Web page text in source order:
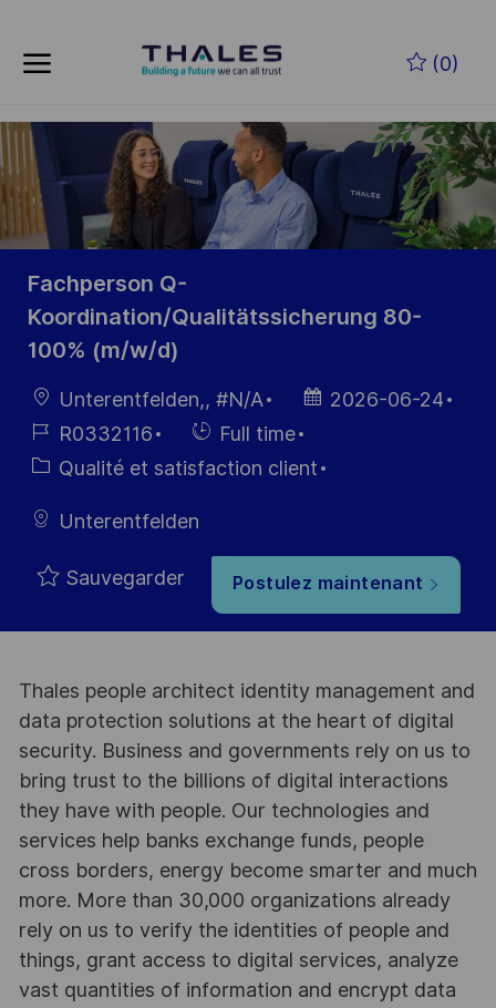
(0)
-
Fachperson Q-
Koordination/Qualitätssicherung 80-
100% (m/w/d)
localisation
Unterentfelden,, #N/A
Date
d’affichage
2026-06-24
Référence
du poste
R0332116
Hiring
Type
Full time
Catégorie
Qualité et satisfaction client
Unterentfelden
Sauvegarder Postulez maintenant
Thales people architect identity management and
data protection solutions at the heart of digital
security. Business and governments rely on us to
bring trust to the billions of digital interactions
they have with people. Our technologies and
services help banks exchange funds, people
cross borders, energy become smarter and much
more. More than 30,000 organizations already
rely on us to verify the identities of people and
things, grant access to digital services, analyze
vast quantities of information and encrypt data